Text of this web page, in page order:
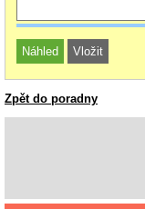
Zpět do poradny